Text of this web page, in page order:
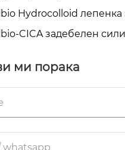
за почиста кожа преку
Hydrocolloid лепенка
завои: зошто побрзо
CICA задебелен
ми порака